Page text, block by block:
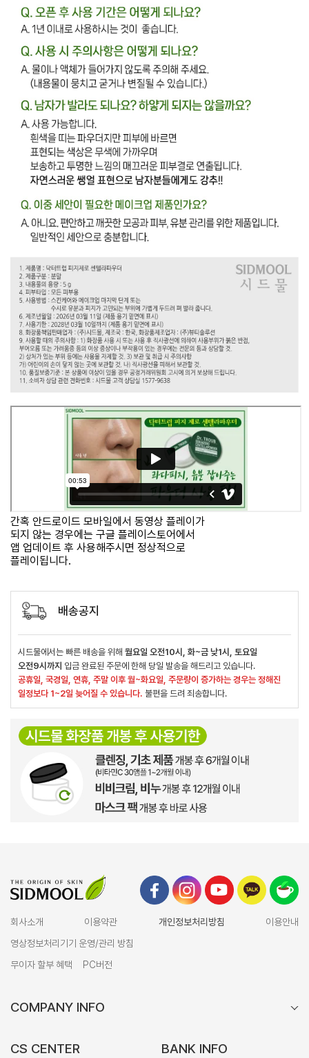
간혹 안드로이드 모바일에서 동영상 플레이가
되지 않는 경우에는 구글 플레이스토어에서
앱 업데이트 후 사용해주시면 정상적으로
플레이됩니다.
배송공지
시드물에서는 빠른 배송을 위해 월요일 오전10시, 화~금 낮1시, 토요일
오전9시까지 입금 완료된 주문에 한해 당일 발송을 해드리고 있습니다.
공휴일, 국경일, 연휴, 주말 이후 월~화요일, 주문량이 증가하는 경우는 정해진
일정보다 1~2일 늦어질 수 있습니다. 불편을 드려 죄송합니다.
회사소개 이용약관 개인정보처리방침
이용안내
영상정보처리기기 운영/관리 방침
무이자 할부 혜택
PC버전
COMPANY INFO
CS CENTER BANK INFO